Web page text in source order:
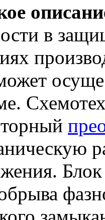
в